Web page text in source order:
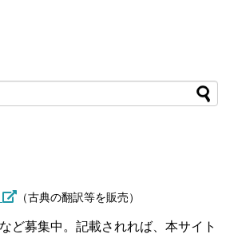
（古典の翻訳等を販売）
ど募集中。記載されれば、本サイト